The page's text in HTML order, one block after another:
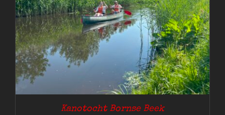
Kanotocht Bornse Beek